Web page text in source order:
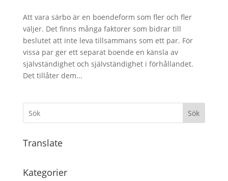
Att vara särbo är en boendeform som fler och fler
väljer. Det finns många faktorer som bidrar till
beslutet att inte leva tillsammans som ett par. För
vissa par ger ett separat boende en känsla av
självständighet och självständighet i förhållandet.
Det tillåter dem...
Sök
Translate
Kategorier